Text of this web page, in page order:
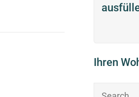
Ihren